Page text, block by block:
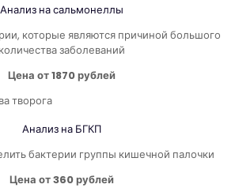
Анализ насальмонеллы
которые являются причиной большого
количества заболеваний
Цена от 1870 рублей
Анализ на БГКП
бактерии группы кишечной палочки
Цена от 360 рублей